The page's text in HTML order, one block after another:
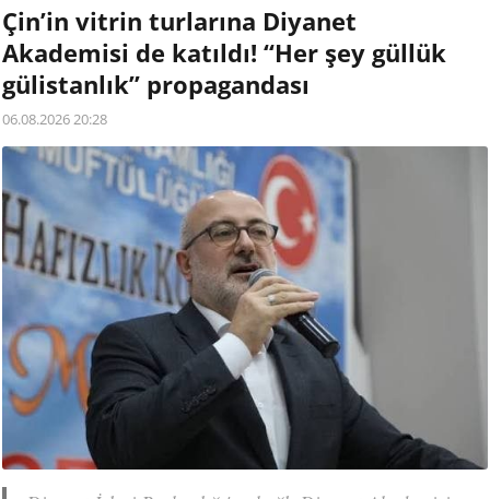
Çin’in vitrin turlarına Diyanet
Akademisi de katıldı! “Her şey güllük
gülistanlık” propagandası
06.08.2026 20:28